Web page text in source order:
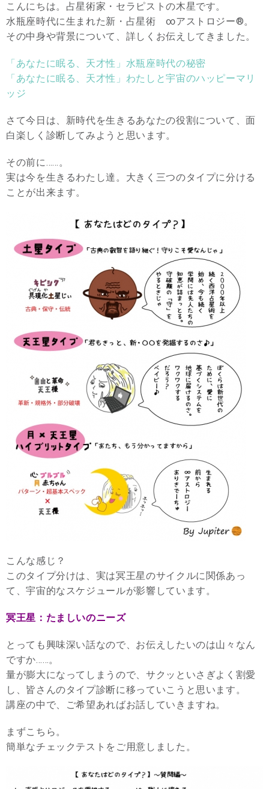
こんにちは。占星術家・セラピストの木星です。
水瓶座時代に生まれた新・占星術 ∞アストロジー®。
その中身や背景について、詳しくお伝えしてきました。
「あなたに眠る、天才性」水瓶座時代の秘密
「あなたに眠る、天才性」わたしと宇宙のハッピーマリ
ッジ
さて今日は、新時代を生きるあなたの役割について、面
白楽しく診断してみようと思います。
その前に……。
実は今を生きるわたし達。大きく三つのタイプに分ける
ことが出来ます。
こんな感じ？
このタイプ分けは、実は冥王星のサイクルに関係あっ
て、宇宙的なスケジュールが影響しています。
冥王星：たましいのニーズ
とっても興味深い話なので、お伝えしたいのは山々なん
ですか……。
量が膨大になってしまうので、サクッといさぎよく割愛
し、皆さんのタイプ診断に移っていこうと思います。
講座の中で、ご希望あればお話していきますね。
まずこちら。
簡単なチェックテストをご用意しました。